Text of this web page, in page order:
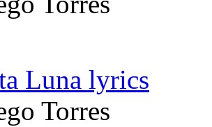
Luna lyrics
Torres